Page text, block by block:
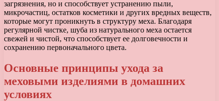
загрязнения, но и способствует устранению пыли,
микрочастиц, остатков косметики и других вредных веществ,
которые могут проникнуть в структуру меха. Благодаря
регулярной чистке, шуба из натурального меха остается
свежей и чистой, что способствует ее долговечности и
сохранению первоначального цвета.
Основные принципы ухода за
меховыми изделиями в домашних
условиях